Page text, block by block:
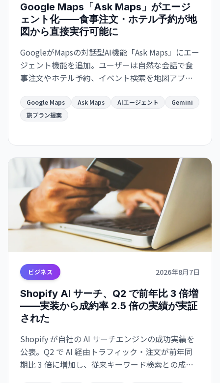
Google Maps「Ask Maps」がエージ
ェント化——食事注文・ホテル予約が地
図から直接実行可能に
GoogleがMapsの対話型AI機能「Ask Maps」にエー
ジェント機能を追加。ユーザーは自然な会話で食
事注文やホテル予約、イベント検索を地図アプリ
画がより便利になります。
Google Maps Ask Maps AIエージェント
Gemini
旅プラン提案
ビジネス 2026年8月7日
Shopify AI サーチ、Q2 で前年比 3 倍増
——実装から成約率 2.5 倍の実績が実証
された
Shopify が自社の AI サーチエンジンの成功実績を
公表。Q2 で AI 経由トラフィック・注文が前年同
期比 3 倍に増加し、従来キーワード検索との成約